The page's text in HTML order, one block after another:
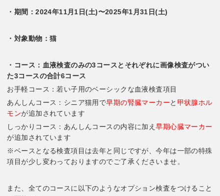
・期間：2024年11月1日(土)〜2025年1月31日(土)
・対象動物：猫
・コース：血液検査のみの3コースとそれぞれに画像検査がつい
た3コースの合計6コース
お手軽コース：若い子用のベーシックな血液検査項目
あんしんコース：シニア猫用で早期の腎臓マーカーと 甲状腺ホル
モンが追加されています
しっかりコース：あんしんコースの内容に加え早期心臓マーカー
が追加されています
※ベースとなる検査項目は去年と同じですが、今年は一部の特殊
項目が少し変わっておりますのでご了承くださいませ。
また、全てのコースに以下のようなオプション検査をつけること